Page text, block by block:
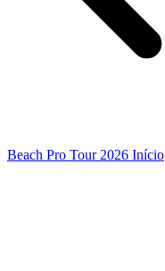
Beach Pro Tour 2026 Início